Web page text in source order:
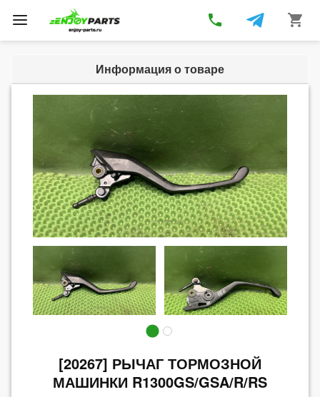
Toggle
navigation
phone shopping_cart
Информация о товаре
[20267] РЫЧАГ ТОРМОЗНОЙ
МАШИНКИ R1300GS/GSA/R/RS